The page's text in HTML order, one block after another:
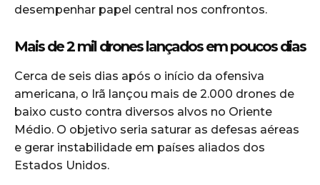
desempenhar papel central nos confrontos.
Mais de 2 mil drones lançados em poucos dias
Cerca de seis dias após o início da ofensiva
americana, o Irã lançou mais de 2.000 drones de
baixo custo contra diversos alvos no Oriente
Médio. O objetivo seria saturar as defesas aéreas
e gerar instabilidade em países aliados dos
Estados Unidos.